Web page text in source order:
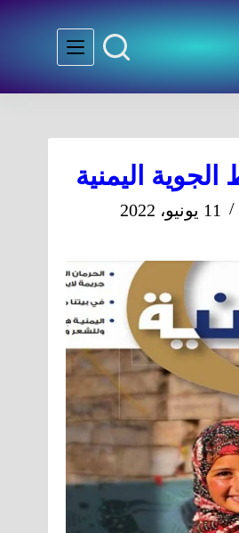
اليمنية
11 يونيو، 2022